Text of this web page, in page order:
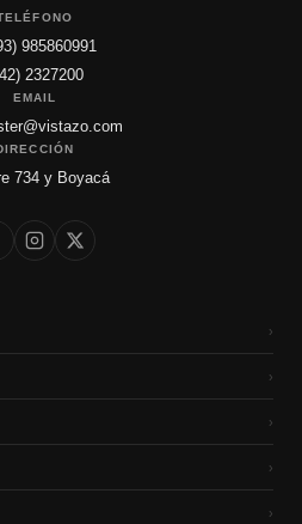
985860991
2327200
EMAIL
734 y Boyacá
›
›
›
›
›